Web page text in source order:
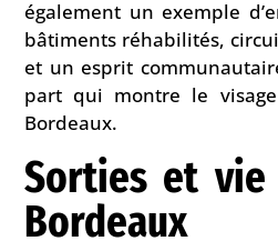
également un exemple
bâtiments réhabilités,
et un esprit
part qui montre le
Bordeaux.
Sorties et
Bordeaux